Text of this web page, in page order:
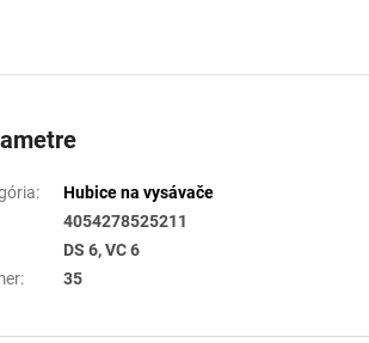
:
Hubice na vysávače
4054278525211
DS 6, VC 6
: 35